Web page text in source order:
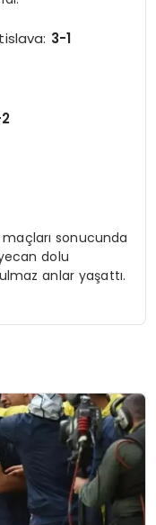
3-1
maçları sonucunda
dolu
anlar yaşattı.